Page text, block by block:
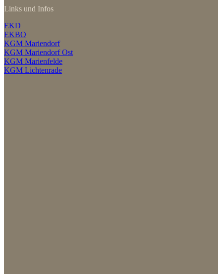
Links und Infos
EKD
EKBO
KGM Mariendorf
KGM Mariendorf Ost
KGM Marienfelde
KGM Lichtenrade